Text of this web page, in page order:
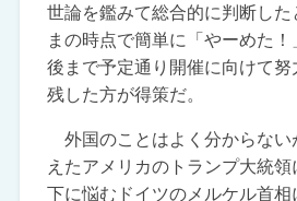
世論を鑑みて総合的に判断し
まの時点で簡単に「やーめた
後まで予定通り開催に向けて
残した方が得策だ。
外国のことはよく分からない
えたアメリカのトランプ大統
下に悩むドイツのメルケル首